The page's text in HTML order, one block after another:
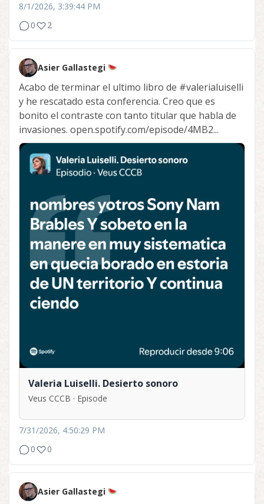
8/1/2026, 3:39:44 PM
0
2
Asier Gallastegi
Acabo de terminar el ultimo libro de #valerialuiselli
y he rescatado esta conferencia. Creo que es
bonito el contraste con tanto titular que habla de
invasiones. open.spotify.com/episode/4MB2...
Valeria Luiselli. Desierto sonoro
Veus CCCB · Episode
7/31/2026, 4:50:29 PM
0
0
Asier Gallastegi